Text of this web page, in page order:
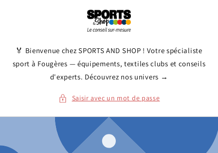
🏅 Bienvenue chez SPORTS AND SHOP ! Votre spécialiste
sport à Fougères — équipements, textiles clubs et conseils
d'experts. Découvrez nos univers →
Saisir avec un mot de passe